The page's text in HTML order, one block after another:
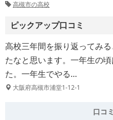
高槻市の高校
ピックアップ口コミ
高校三年間を振り返ってみ
たなと思います。一年生の
た。一年生でやる…
大阪府高槻市浦堂1-12-1
口コ